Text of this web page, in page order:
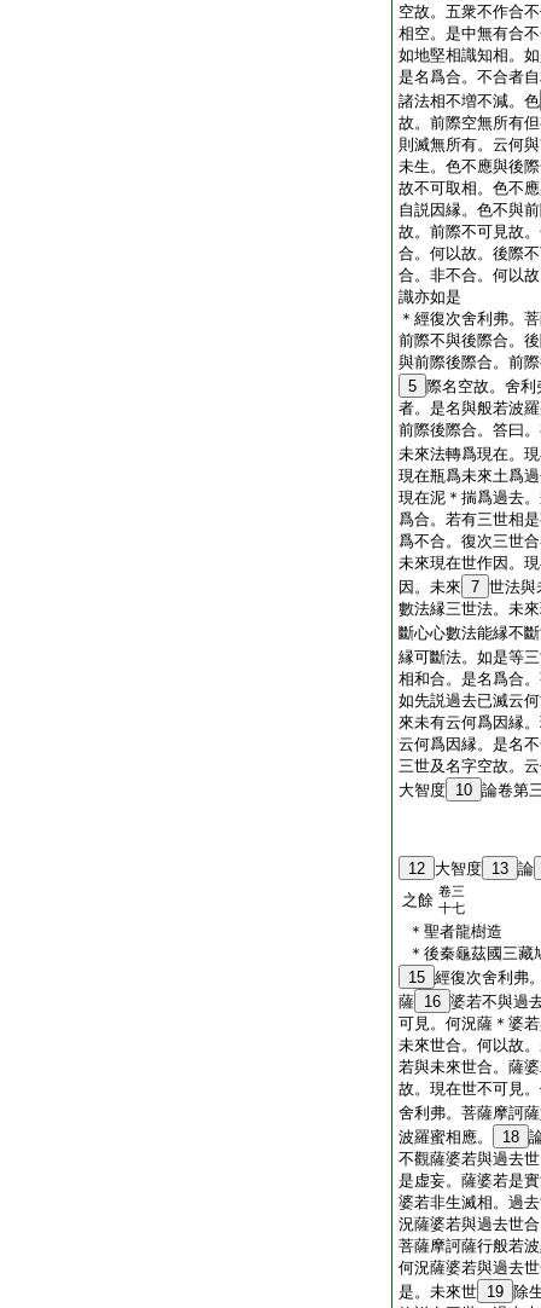
空故。五衆不作合
相空。是中無有合
如地堅相識知相。
是名爲合。不合者
諸法相不増不減。色
故。前際空無所有
則滅無所有。云何
未生。色不應與後
故不可取相。色不
自説因縁。色不與
故。前際不可見故
合。何以故。後際
合。非不合。何以
識亦如是
＊ 經復次舍利弗。
前際不與後際合。
與前際後際合。前
5 際名空故。舍
者。是名與般若波
前際後際合。答曰
未來法轉爲現在。
現在瓶爲未來土爲
現在泥＊揣爲過去
爲合。若有三世相
爲不合。復次三世
未來現在世作因。
因。未來 7 世法與
數法縁三世法。未
斷心心數法能縁不
縁可斷法。如是等
相和合。是名爲合
如先説過去已滅云
來未有云何爲因縁
云何爲因縁。是名
三世及名字空故。
大智度 10 論卷第
12 大智度 13 論
之餘 卷三
十七
＊聖者龍樹造
＊後秦龜茲國三藏
15 經復次舍利弗
薩 16 婆若不與過
可見。何況薩＊婆
未來世合。何以故
若與未來世合。薩
故。現在世不可見
舍利弗。菩薩摩訶
波羅蜜相應。
18
不觀薩婆若與過去
是虚妄。薩婆若是
婆若非生滅相。過
況薩婆若與過去世
菩薩摩訶薩行般若
何況薩婆若與過去
是。未來世 19 除